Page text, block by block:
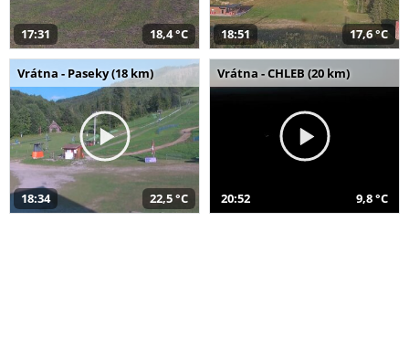
17:31 18,4 °C 18:51 17,6 °C
Vrátna - Paseky (18 km)
18:34 22,5 °C
Vrátna - CHLEB (20 km)
20:52 9,8 °C